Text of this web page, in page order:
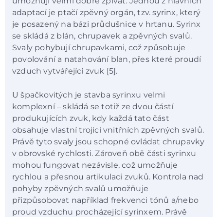
adaptací je ptačí zpěvný orgán, tzv. syrinx, který
je posazený na bázi průdušnice v hrtanu. Syrinx
se skládá z blán, chrupavek a zpěvných svalů.
Svaly pohybují chrupavkami, což způsobuje
povolování a natahování blan, přes které proudí
vzduch vytvářející zvuk [5].
U špačkovitých je stavba syrinxu velmi
komplexní – skládá se totiž ze dvou částí
produkujících zvuk, kdy každá tato část
obsahuje vlastní trojici vnitřních zpěvných svalů.
Právě tyto svaly jsou schopné ovládat chrupavky
v obrovské rychlosti. Zároveň obě části syrinxu
mohou fungovat nezávisle, což umožňuje
rychlou a přesnou artikulaci zvuků. Kontrola nad
pohyby zpěvných svalů umožňuje
přizpůsobovat například frekvenci tónů a/nebo
proud vzduchu procházející syrinxem. Právě